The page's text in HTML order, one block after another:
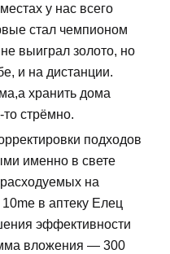
у нас всего
стал чемпионом
выиграл золото, но
и на дистанции.
хранить дома
стрёмно.
подходов
именно в свете
на
в аптеку Елец
эффективности
вложения — 300